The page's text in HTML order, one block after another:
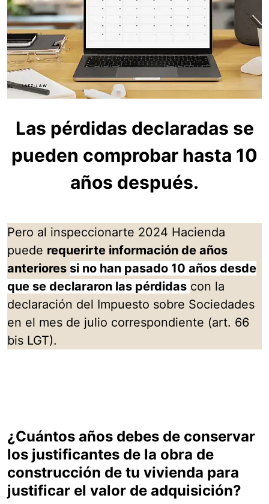
Las pérdidas declaradas se
pueden comprobar hasta 10
años después.
Pero al inspeccionarte 2024 Hacienda
puede requerirte información de años
anteriores si no han pasado 10 años desde
que se declararon las pérdidas con la
declaración del Impuesto sobre Sociedades
en el mes de julio correspondiente (art. 66
bis LGT).
¿Cuántos años debes de conservar
los justificantes de la obra de
construcción de tu vivienda para
justificar el valor de adquisición?